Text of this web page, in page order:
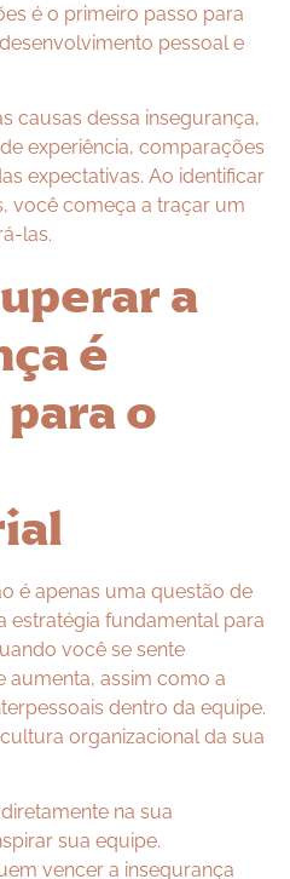
é o primeiro passo para
pessoal e
causas dessa insegurança,
experiência, comparações
expectativas. Ao identificar
você começa a traçar um
las.
a
é
o
é apenas uma questão de
estratégia fundamental para
você se sente
aumenta, assim como a
dentro da equipe.
organizacional da sua
na sua
sua equipe.
vencer a insegurança